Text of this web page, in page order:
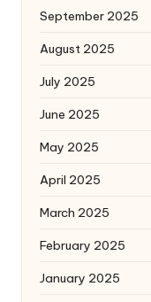
September 2025
August 2025
July 2025
June 2025
May 2025
April 2025
March 2025
February 2025
January 2025